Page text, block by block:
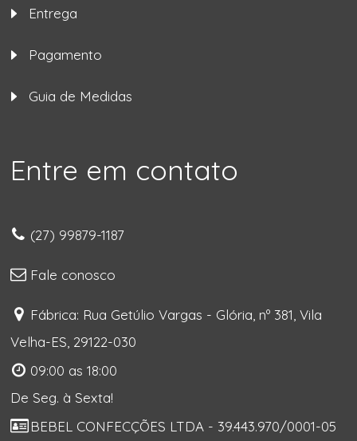
Entrega
Pagamento
Guia de Medidas
Entre em contato
(27) 99879-1187
Fale conosco
Fábrica: Rua Getúlio Vargas - Glória, nº 381, Vila
Velha-ES, 29122-030
09:00 as 18:00
De Seg. à Sexta!
BEBEL CONFECÇÕES LTDA - 39.443.970/0001-05